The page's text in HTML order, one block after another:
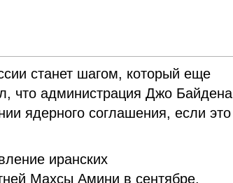
станет шагом, который еще
что администрация Джо Байдена
ядерного соглашения, если это
иранских
Махсы Амини в сентябре,